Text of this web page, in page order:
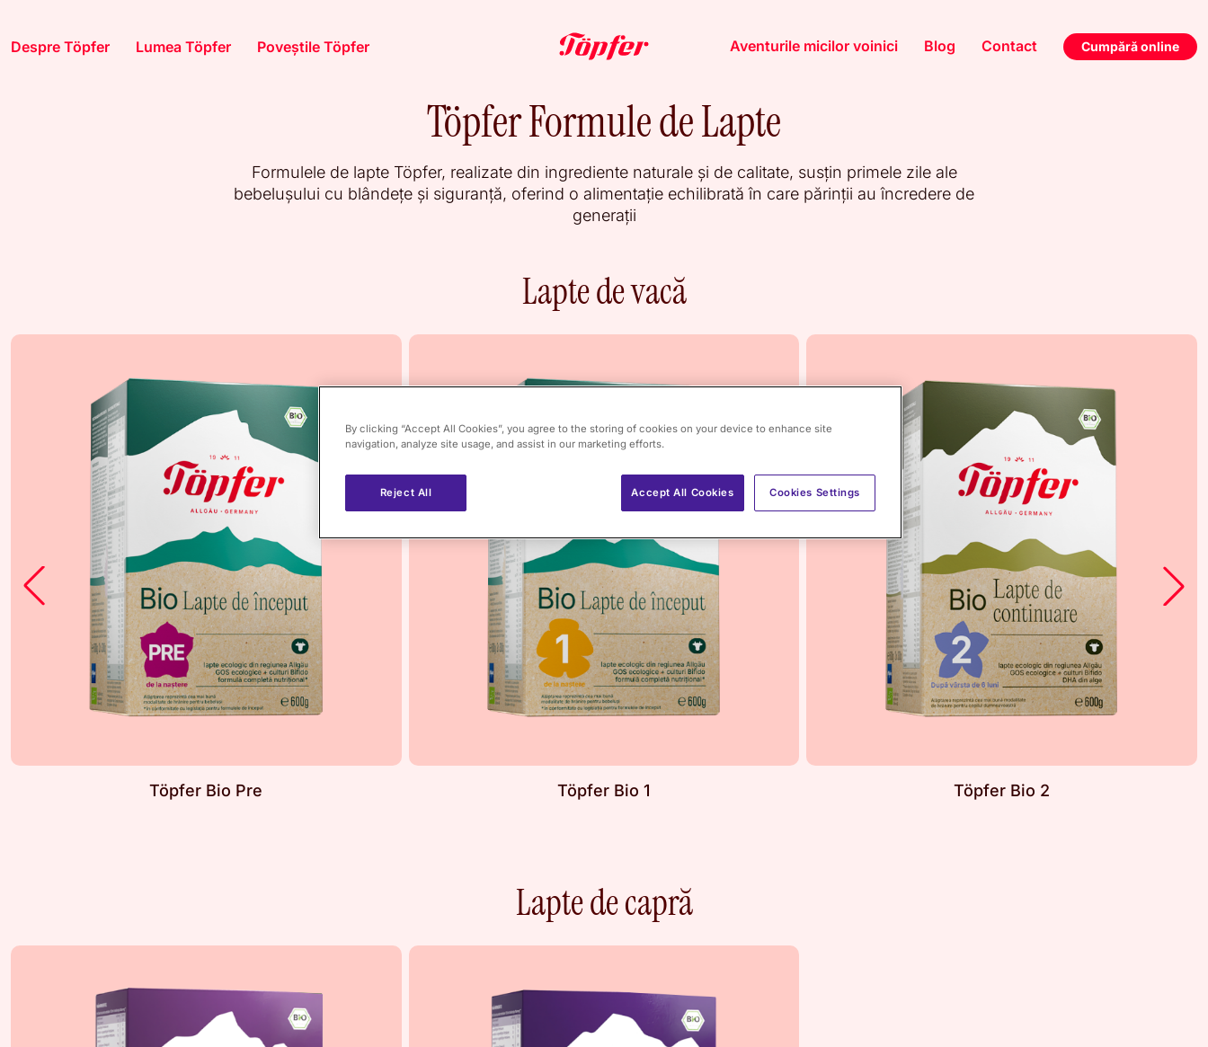
Despre Töpfer Lumea Töpfer Poveștile Töpfer Aventurile micilor voinici Blog Contact Cumpără online
Töpfer Formule de Lapte
Formulele de lapte Töpfer, realizate din ingrediente naturale și de calitate, susțin primele zile ale
bebelușului cu blândețe și siguranță, oferind o alimentație echilibrată în care părinții au încredere de
generații
Lapte de vacă
Töpfer Bio Pre Töpfer Bio 1 Töpfer Bio 2
Lapte de capră
By clicking “Accept All Cookies”, you agree to the storing of cookies on your device to enhance site
navigation, analyze site usage, and assist in our marketing efforts.
Reject All Accept All Cookies Cookies Settings